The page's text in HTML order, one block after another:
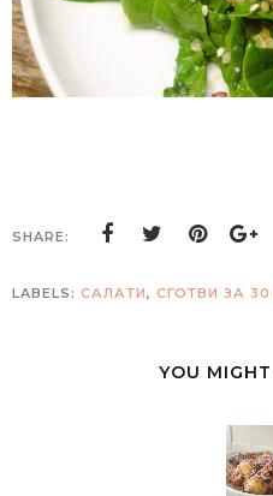
SHARE:
LABELS: САЛАТИ, СГОТВИ ЗА
YOU